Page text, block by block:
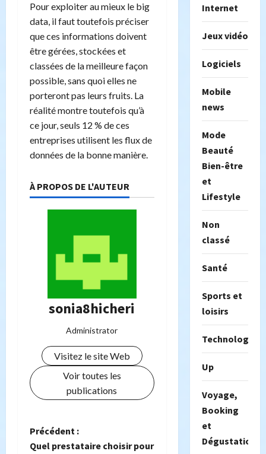
Pour exploiter au mieux le big
data, il faut toutefois préciser
que ces informations doivent
être gérées, stockées et
classées de la meilleure façon
possible, sans quoi elles ne
porteront pas leurs fruits. La
réalité montre toutefois qu’à
ce jour, seuls 12 % de ces
entreprises utilisent les flux de
données de la bonne manière.
À PROPOS DE L'AUTEUR
sonia8hicheri
Administrator
Visitez le site Web
Voir toutes les
publications
N
Précédent :
Quel prestataire choisir pour
Internet
Jeux vidéo
Logiciels
Mobile
news
Mode
Beauté
Bien-être
et
Lifestyle
Non
classé
Santé
Sports et
loisirs
Technologie
Up
Voyage,
Booking
et
Dégustation